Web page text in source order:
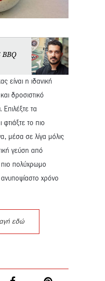
BBQ
είναι η ιδανική
δροσιστικό
Επιλέξτε τα
το πιο
μέσα σε λίγα μόλις
γεύση από
πολύχρωμο
χρόνο
εδώ